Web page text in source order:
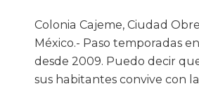
Colonia Cajeme, Ciudad
México.- Paso temporadas
desde 2009. Puedo decir
sus habitantes convive con